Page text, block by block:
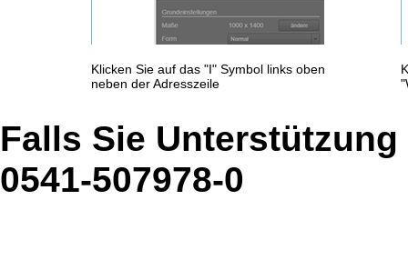
Klicken Sie auf das "I" Symbol links oben
neben der Adresszeile
Falls Sie
0541-507978-0